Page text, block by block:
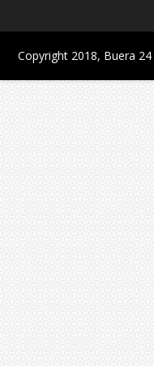
Copyright 2018, Buera